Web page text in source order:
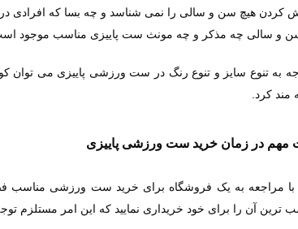
کردن هیچ سن و سالی را نمی شناسد و چه بسا که افرادی در
و سالی چه مذکر و چه مونث ست پاییزی مناسب موجود
به تنوع سایز و تنوع رنگ در ست ورزشی پاییزی می توان
مند کرد.
مهم در زمان خرید ست ورزشی پاییزی
مراجعه به یک فروشگاه برای خرید ست ورزشی مناسب
ترین آن را برای خود خریداری نمایید که این امر مستلزم